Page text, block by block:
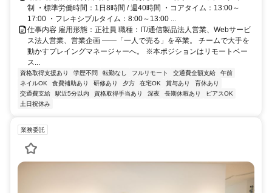
制 ・標準労働時間：1日8時間 / 週40時間 ・コアタイム：13:00～
17:00 ・フレキシブルタイム：8:00～13:00 ...
仕事内容 雇用形態：正社員 職種：IT/通信製品法人営業、Webサービ
ス法人営業、営業企画 ――「一人で売る」を卒業。 チームで大手を
動かすプレイングマネージャーへ。 ※本ポジションはリモートベー
ス...
資格取得支援あり 学歴不問 転勤なし フルリモート 交通費全額支給
午前
ネイルOK
食費補助あり 研修あり 夕方 在宅OK 賞与あり
育休あり
交通費支給
駅近5分以内 資格取得手当あり 深夜 長期休暇あり
ピアスOK
土日祝休み
業務委託